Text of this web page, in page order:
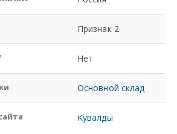
Признак 2
Нет
Основной склад
Кувалды